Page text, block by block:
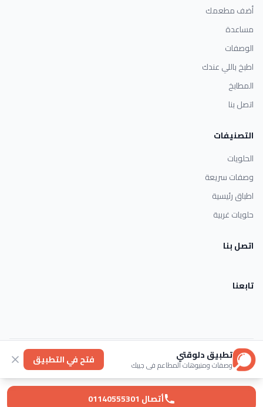
أتصال 01140555301
أضف مطعمك
مساعدة
الوصفات
اطبخ باللي عندك
المطابخ
اتصل بنا
التصنيفات
الحلويات
وصفات سريعة
اطباق رئيسية
حلويات غربية
اتصل بنا
تابعنا
خصوصية عنا
© 2026 Dlwaqty. جميع الحقوق محفوظة.
Powered byGAIT
تطبيق دلوقتي
وصفات ومنيوهات المطاعم في جيبك فتح في التطبيق